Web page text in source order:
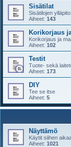
Sisätilat
Sisätilojen ylläpito
Aiheet: 143
Korikorjaus
Korikorjaus ja
Aiheet: 102
Testit
Tuote- sekä
Aiheet: 173
DIY
Tee se itse
Aiheet: 5
Näyttämö
Käytit siihen
Aiheet: 1021